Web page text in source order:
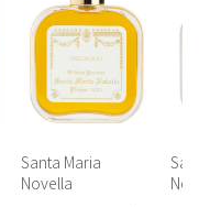
Santa Maria
Novella